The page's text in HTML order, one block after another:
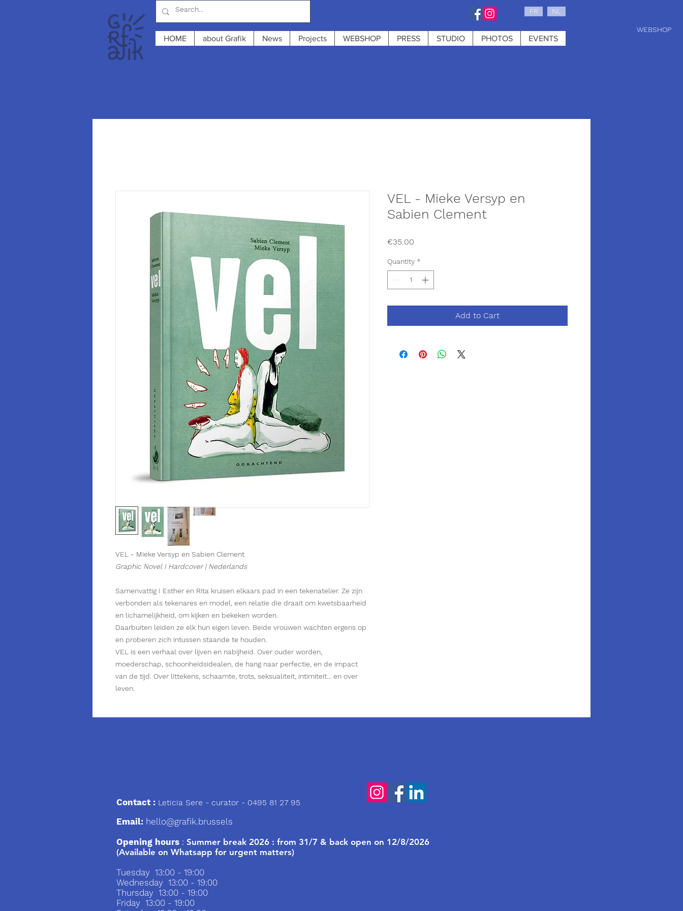
FR NL
HOME about Grafik News Projects WEBSHOP PRESS STUDIO PHOTOS EVENTS
WEBSHOP
VEL - Mieke Versyp en Sabien Clement
Graphic Novel I Hardcover | Nederlands
Samenvattig I Esther en Rita kruisen elkaars pad in een tekenatelier. Ze zijn
verbonden als tekenares en model, een relatie die draait om kwetsbaarheid
en lichamelijkheid, om kijken en bekeken worden.
Daarbuiten leiden ze elk hun eigen leven. Beide vrouwen wachten ergens op
en proberen zich intussen staande te houden.
VEL is een verhaal over lijven en nabijheid. Over ouder worden,
moederschap, schoonheidsidealen, de hang naar perfectie, en de impact
van de tijd. Over littekens, schaamte, trots, seksualiteit, intimiteit... en over
leven.
VEL - Mieke Versyp en
Sabien Clement
€35.00
Quantity *
Add to Cart
Contact : Leticia Sere - curator - 0495 81 27 95
Email: hello@grafik.brussels
Opening hours : Summer break 2026 : from 31/7 & back open on 12/8/2026
(Available on Whatsapp for urgent matters)
Tuesday 13:00 - 19:00
Wednesday 13:00 - 19:00
Thursday 13:00 - 19:00
Friday 13:00 - 19:00